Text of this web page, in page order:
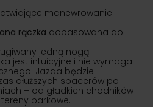
manewrowanie
rączka dopasowana do
jedną nogą.
jest intuicyjne i nie wymaga
Jazda będzie
dłuższych spacerów po
– od gładkich chodników
parkowe.